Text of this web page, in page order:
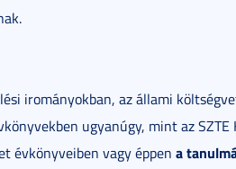
irományokban, az állami
ugyanúgy, mint az
évkönyveiben vagy éppen a